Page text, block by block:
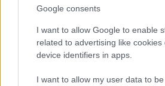
Google consents
I want to allow Google to enable
related to advertising like cookies
device identifiers in apps.
I want to allow my user data to
«Αγάπη όλο ζήλεια» – Λεωνίδας
«Οι γυναίκες θέλουν ξύλο» –
«Ο αράπης» – Γιώργος Ζαμπέτας